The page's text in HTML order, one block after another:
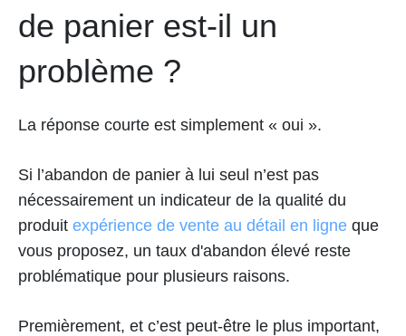
de panier est-il un
problème ?
La réponse courte est simplement « oui ».
Si l’abandon de panier à lui seul n’est pas
nécessairement un indicateur de la qualité du
produit expérience de vente au détail en ligne que
vous proposez, un taux d'abandon élevé reste
problématique pour plusieurs raisons.
Premièrement, et c’est peut-être le plus important,